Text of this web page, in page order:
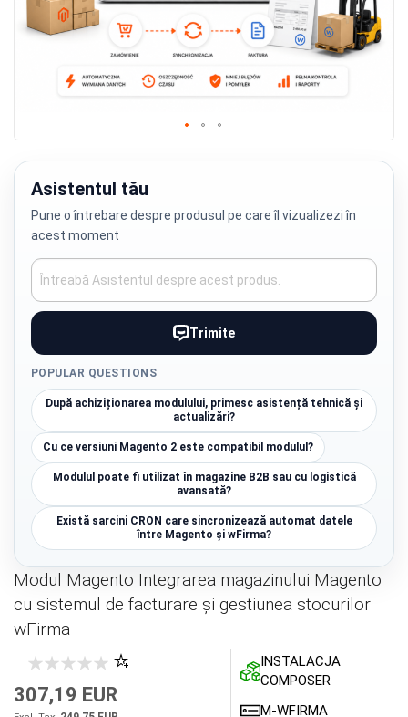
to
the
images
gallery
Asistentul tău
Pune o întrebare despre produsul pe care îl vizualizezi în
acest moment
Trimite
POPULAR QUESTIONS
După achiziționarea modulului, primesc asistență tehnică și
actualizări?
Cu ce versiuni Magento 2 este compatibil modulul?
Modulul poate fi utilizat în magazine B2B sau cu logistică
avansată?
Există sarcini CRON care sincronizează automat datele
între Magento și wFirma?
Modul Magento Integrarea magazinului Magento
cu sistemul de facturare și gestiunea stocurilor
wFirma
307,19 EUR
INSTALACJA
COMPOSER
M-WFIRMA